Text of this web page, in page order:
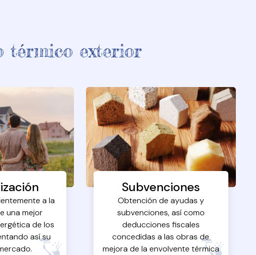
térmico exterior
a la
una mejor
de los
así su
Subvenciones
Obtención de ayudas y
subvenciones, así como
deducciones fiscales
concedidas a las obras de
mejora de la envolvente térmica